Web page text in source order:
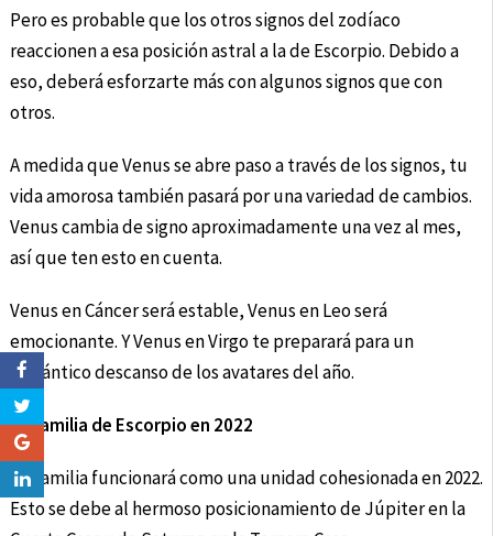
Pero es probable que los otros signos del zodíaco
reaccionen a esa posición astral a la de Escorpio. Debido a
eso, deberá esforzarte más con algunos signos que con
otros.
A medida que Venus se abre paso a través de los signos, tu
vida amorosa también pasará por una variedad de cambios.
Venus cambia de signo aproximadamente una vez al mes,
así que ten esto en cuenta.
Venus en Cáncer será estable, Venus en Leo será
emocionante. Y Venus en Virgo te preparará para un
romántico descanso de los avatares del año.
La familia de Escorpio en 2022
Tu familia funcionará como una unidad cohesionada en 2022.
Esto se debe al hermoso posicionamiento de Júpiter en la